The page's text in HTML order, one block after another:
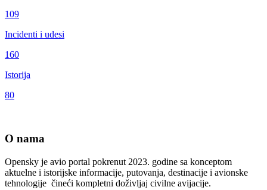
109
Incidenti i udesi
160
Istorija
80
O nama
Opensky je avio portal pokrenut 2023. godine sa konceptom
aktuelne i istorijske informacije, putovanja, destinacije i avionske
tehnologije čineći kompletni doživljaj civilne avijacije.